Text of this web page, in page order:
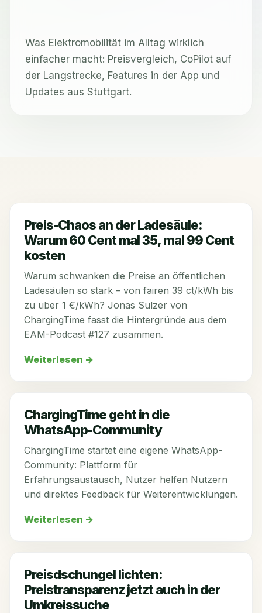
Was Elektromobilität im Alltag wirklich
einfacher macht: Preisvergleich, CoPilot auf
der Langstrecke, Features in der App und
Updates aus Stuttgart.
Preis-Chaos an der Ladesäule:
Warum 60 Cent mal 35, mal 99 Cent
kosten
Warum schwanken die Preise an öffentlichen
Ladesäulen so stark – von fairen 39 ct/kWh bis
zu über 1 €/kWh? Jonas Sulzer von
ChargingTime fasst die Hintergründe aus dem
EAM-Podcast #127 zusammen.
Weiterlesen →
ChargingTime geht in die
WhatsApp-Community
ChargingTime startet eine eigene WhatsApp-
Community: Plattform für
Erfahrungsaustausch, Nutzer helfen Nutzern
und direktes Feedback für Weiterentwicklungen.
Weiterlesen →
Preisdschungel lichten:
Preistransparenz jetzt auch in der
Umkreissuche